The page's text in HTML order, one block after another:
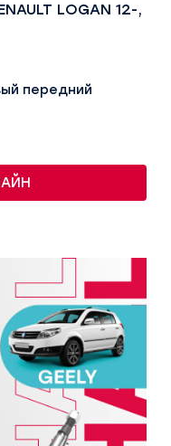
LOGAN 12-,
передний